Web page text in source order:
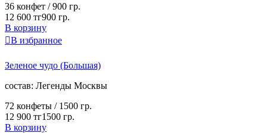
36 конфет /900 гр.
12 600 тг900 гр.
В корзину
В избранное
Зеленое чудо (Большая)
cостав: Легенды Москвы
72 конфеты / 1500 гр.
12 900 тг1500 гр.
В корзину